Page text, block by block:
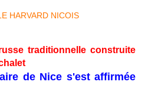
traditionnelle construite
de Nice s'est affirmée